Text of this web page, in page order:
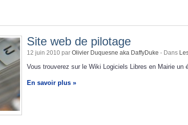
Site web de pilotage
12 juin 2010 par Olivier Duquesne aka DaffyDuke - Dans
Vous trouverez sur le Wiki Logiciels Libres en Mairie un
En savoir plus »